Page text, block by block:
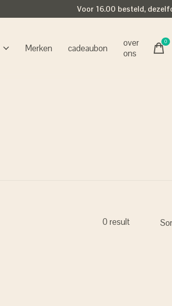
Voor 16.00 besteld,
Merken cadeaubon
over
ons
0
0 result